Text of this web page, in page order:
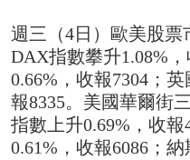
週三（4日）歐美股
DAX指數攀升1.08%
0.66%，收報7304；
報8335。美國華爾街
指數上升0.69%，收
0.61%，收報6086；